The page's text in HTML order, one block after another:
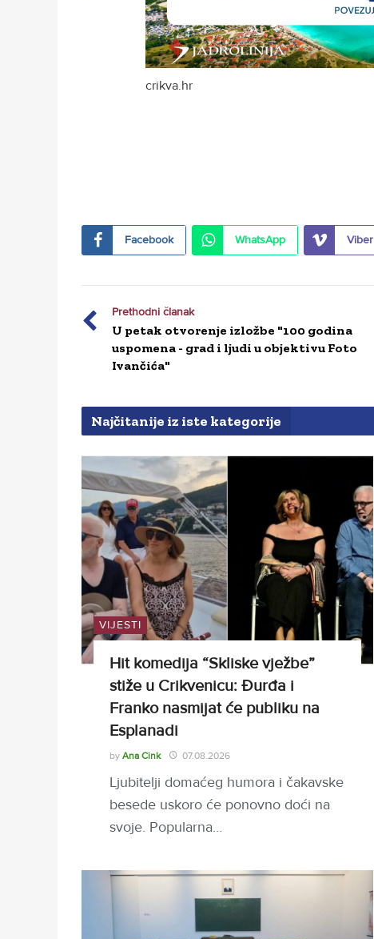
crikva.hr
Facebook WhatsApp Viber
Prethodni članak
U petak otvorenje izložbe "100 godina
uspomena - grad i ljudi u objektivu Foto
Ivančića"
Najčitanije iz iste kategorije
VIJESTI
Hit komedija “Skliske vježbe”
stiže u Crikvenicu: Đurđa i
Franko nasmijat će publiku na
Esplanadi
by Ana Cink 07.08.2026
Ljubitelji domaćeg humora i čakavske
besede uskoro će ponovno doći na
svoje. Popularna…